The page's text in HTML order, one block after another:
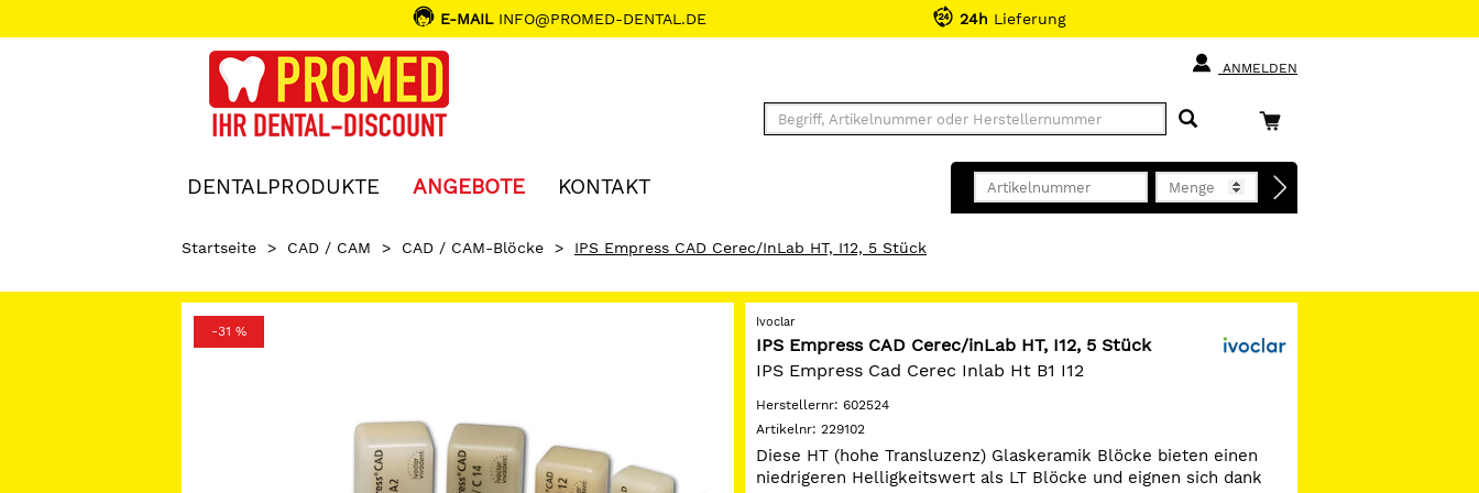
E-MAILINFO@PROMED-DENTAL.DE 24h Lieferung
ANMELDEN
DENTALPRODUKTE ANGEBOTE KONTAKT
Startseite > CAD / CAM > CAD / CAM-Blöcke > IPS Empress CAD Cerec/inLab HT, I12, 5 Stück
-31 %
Ivoclar
IPS Empress CAD Cerec/inLab HT, I12, 5 Stück
IPS Empress Cad Cerec Inlab Ht B1 I12
Herstellernr: 602524
Artikelnr: 229102
Diese HT (hohe Transluzenz) Glaskeramik Blöcke bieten einen
niedrigeren Helligkeitswert als LT Blöcke und eignen sich dank